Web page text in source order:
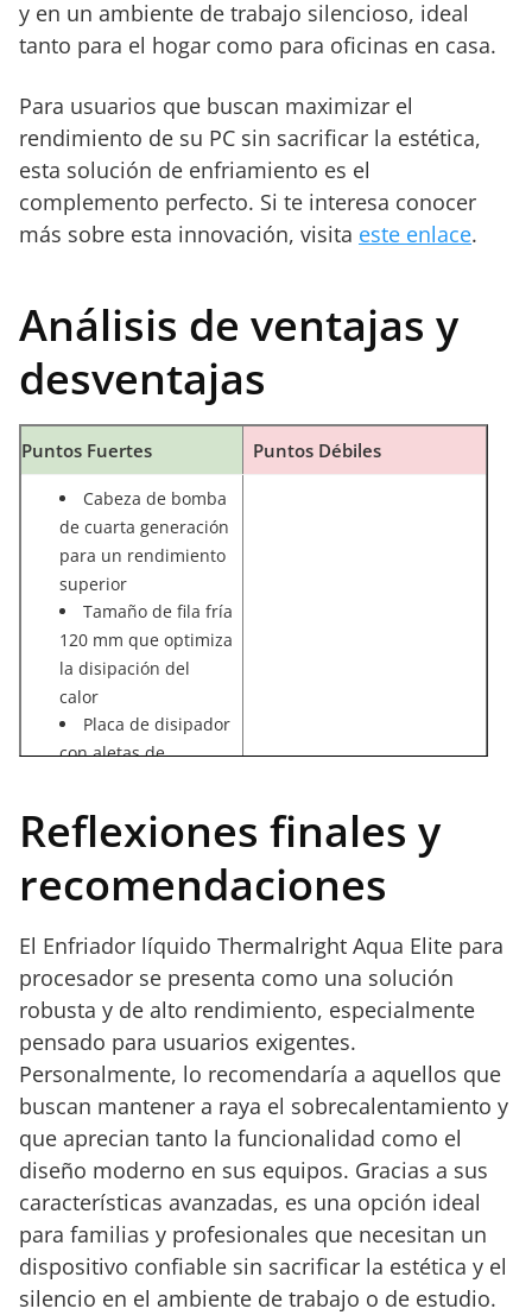
y en un ambiente de trabajo silencioso, ideal
tanto para el hogar como para oficinas en casa.
Para usuarios que buscan maximizar el
rendimiento de su PC sin sacrificar la estética,
esta solución de enfriamiento es el
complemento perfecto. Si te interesa conocer
más sobre esta innovación, visita este enlace.
Análisis de ventajas y
desventajas
Puntos Fuertes Puntos Débiles
Cabeza de bomba
de cuarta generación
para un rendimiento
superior
Tamaño de fila fría
120 mm que optimiza
la disipación del
calor
Placa de disipador
con aletas de
robusta y eficiente
Tubería de agua
prolonga la vida del
Ventilador ARGB
de 120 mm para un
ambiente silencioso y
estético
Velocidad de
rotación de hasta
3,300 rpm, ideal para
tareas intensas
Compatibilidad
con procesadores
Intel y AMD
con presupuestos
limitados
La complejidad de
instalación podría
requerir conocimientos
técnicos previos
Reflexiones finales y
recomendaciones
El Enfriador líquido Thermalright Aqua Elite para
procesador se presenta como una solución
robusta y de alto rendimiento, especialmente
pensado para usuarios exigentes.
Personalmente, lo recomendaría a aquellos que
buscan mantener a raya el sobrecalentamiento y
que aprecian tanto la funcionalidad como el
diseño moderno en sus equipos. Gracias a sus
características avanzadas, es una opción ideal
para familias y profesionales que necesitan un
dispositivo confiable sin sacrificar la estética y el
silencio en el ambiente de trabajo o de estudio.